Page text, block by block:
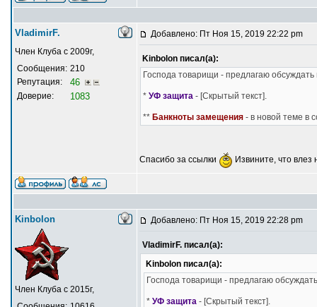
VladimirF.
Член Клуба с 2009г,
Сообщения: 210
Репутация:
46
Доверие: 1083
Добавлено: Пт Ноя 15, 2019 22:22 pm
Kinbolon писал(а):
Господа товарищи - предлагаю
* УФ защита - [Скрытый текст].
** Банкноты замещения - в новой теме в
Спасибо за ссылки Извините, что влез
Kinbolon
Член Клуба с 2015г,
Добавлено: Пт Ноя 15, 2019 22:28 pm
VladimirF. писал(а):
Kinbolon писал(а):
Господа товарищи - предлагаю
* УФ защита - [Скрытый текст].